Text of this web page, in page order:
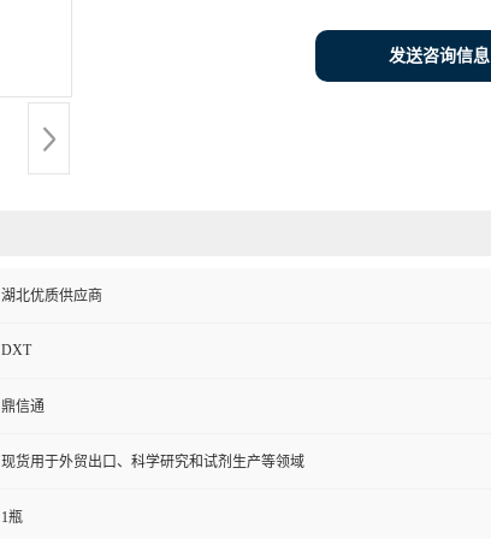
发送咨询信息
湖北优质供应商
DXT
鼎信通
现货用于外贸出口、科学研究和试剂生产等领域
1瓶